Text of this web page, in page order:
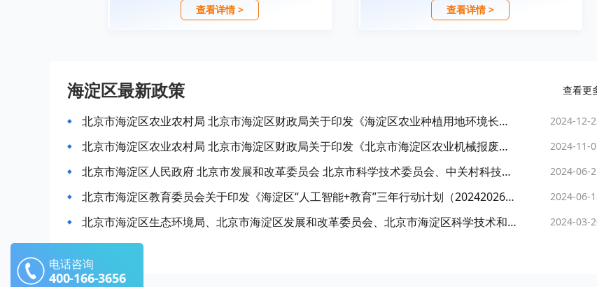
查看详情 > 查看详情 >
海淀区最新政策 查看更
北京市海淀区农业农村局 北京市海淀区财政局关于印发《海淀区农业种植用地环境长效管护工作方案》的通知 2024-12-
北京市海淀区农业农村局 北京市海淀区财政局关于印发《北京市海淀区农业机械报废更新补贴实施方案》的通知 2024-11-
北京市海淀区人民政府 北京市发展和改革委员会 北京市科学技术委员会、中关村科技园区管理委员会 北京市经济和信息化局印发《关于打造全国具身智能创新高地的三年行动方案（2024—2026年）》的通知 2024-06-
北京市海淀区教育委员会关于印发《海淀区“人工智能+教育”三年行动计划（20242026年）》的通知 2024-06-
北京市海淀区生态环境局、北京市海淀区发展和改革委员会、北京市海淀区科学技术和经济信息化局、北京市海淀区住房和城乡建设委员会、北京市海淀区城市管理委员会、北京市海淀区农业农村局关于印发《北京市海淀区减污降碳协同增效实施方案》的通知 2024-03-
电话咨询
400-166-3656